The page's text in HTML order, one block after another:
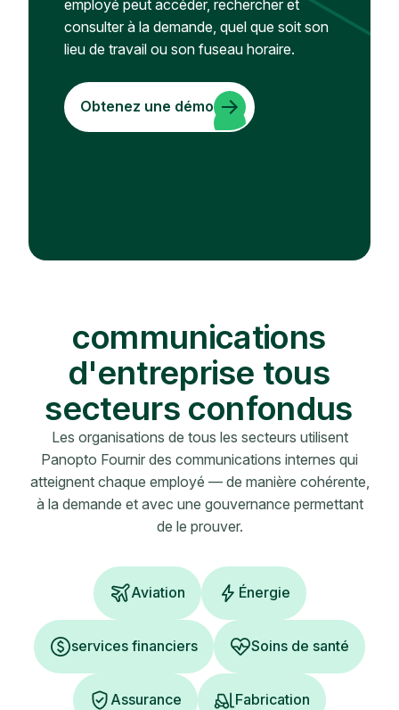
employé peut accéder, rechercher et
consulter à la demande, quel que soit son
lieu de travail ou son fuseau horaire.
Obtenez une démo
communications
d'entreprise tous
secteurs confondus
Les organisations de tous les secteurs utilisent
Panopto Fournir des communications internes qui
atteignent chaque employé — de manière cohérente,
à la demande et avec une gouvernance permettant
de le prouver.
Aviation Énergie
services financiers Soins de santé
Assurance Fabrication